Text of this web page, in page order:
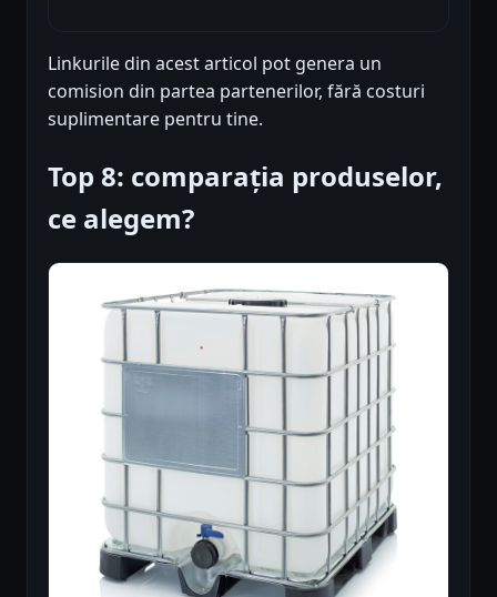
Linkurile din acest articol pot genera un
comision din partea partenerilor, fără costuri
suplimentare pentru tine.
Top 8: comparația produselor,
ce alegem?